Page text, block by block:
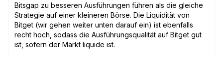
Bitsgap zu besseren Ausführungen führen als die gleiche
Strategie auf einer kleineren Börse. Die Liquidität von
Bitget (wir gehen weiter unten darauf ein) ist ebenfalls
recht hoch, sodass die Ausführungsqualität auf Bitget gut
ist, sofern der Markt liquide ist.